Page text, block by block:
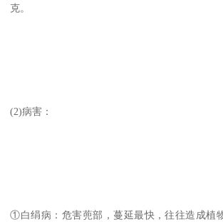
克。
(2)病害：
①白绢病：危害蔸部，蔓延最快，往往造成植